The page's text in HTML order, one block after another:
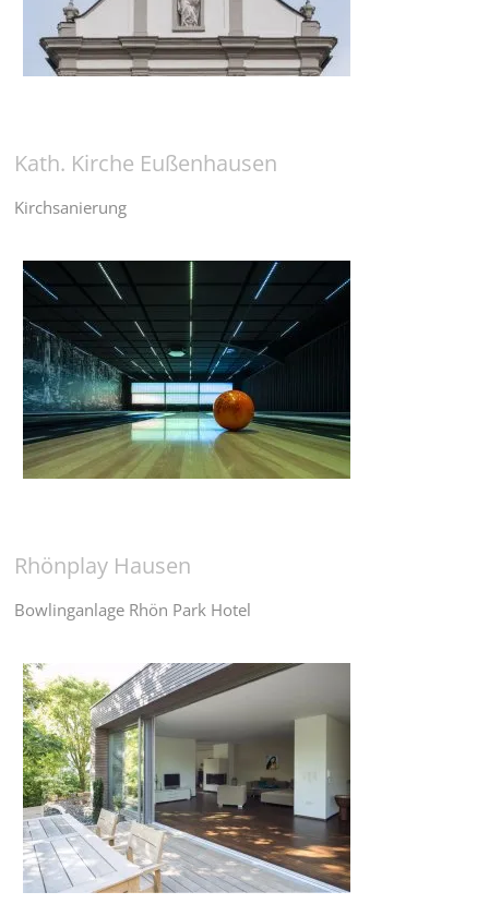
Kath. Kirche Eußenhausen
Kirchsanierung
Rhönplay Hausen
Bowlinganlage Rhön Park Hotel